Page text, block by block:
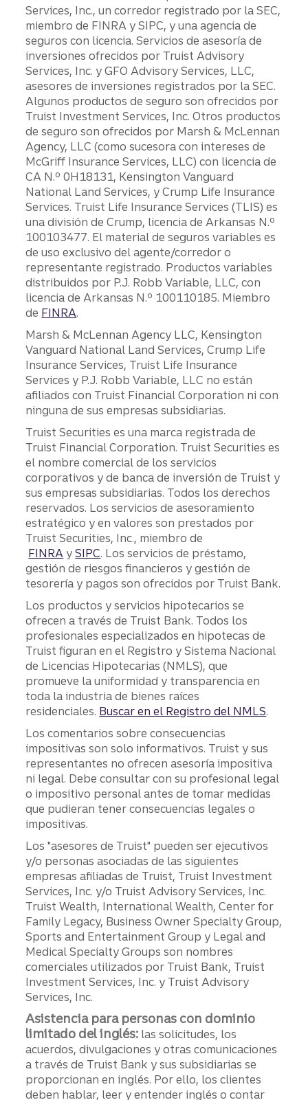
Services, Inc., un corredor registrado por la SEC,
miembro de FINRA y SIPC, y una agencia de
seguros con licencia. Servicios de asesoría de
inversiones ofrecidos por Truist Advisory
Services, Inc. y GFO Advisory Services, LLC,
asesores de inversiones registrados por la SEC.
Algunos productos de seguro son ofrecidos por
Truist Investment Services, Inc. Otros productos
de seguro son ofrecidos por Marsh & McLennan
Agency, LLC (como sucesora con intereses de
McGriff Insurance Services, LLC) con licencia de
CA N.º 0H18131, Kensington Vanguard
National Land Services, y Crump Life Insurance
Services. Truist Life Insurance Services (TLIS) es
una división de Crump, licencia de Arkansas N.º
100103477. El material de seguros variables es
de uso exclusivo del agente/corredor o
representante registrado. Productos variables
distribuidos por P.J. Robb Variable, LLC, con
licencia de Arkansas N.º 100110185. Miembro
de FINRA.
Marsh & McLennan Agency LLC, Kensington
Vanguard National Land Services, Crump Life
Insurance Services, Truist Life Insurance
Services y P.J. Robb Variable, LLC no están
afiliados con Truist Financial Corporation ni con
ninguna de sus empresas subsidiarias.
Truist Securities es una marca registrada de
Truist Financial Corporation. Truist Securities es
el nombre comercial de los servicios
corporativos y de banca de inversión de Truist y
sus empresas subsidiarias. Todos los derechos
reservados. Los servicios de asesoramiento
estratégico y en valores son prestados por
Truist Securities, Inc., miembro de
FINRA ySIPC. Los servicios de préstamo,
gestión de riesgos financieros y gestión de
tesorería y pagos son ofrecidos por Truist Bank.
Los productos y servicios hipotecarios se
ofrecen a través de Truist Bank. Todos los
profesionales especializados en hipotecas de
Truist figuran en el Registro y Sistema Nacional
de Licencias Hipotecarias (NMLS), que
promueve la uniformidad y transparencia en
toda la industria de bienes raíces
residenciales. Buscar en el Registro del NMLS.
Los comentarios sobre consecuencias
impositivas son solo informativos. Truist y sus
representantes no ofrecen asesoría impositiva
ni legal. Debe consultar con su profesional legal
o impositivo personal antes de tomar medidas
que pudieran tener consecuencias legales o
impositivas.
Los "asesores de Truist" pueden ser ejecutivos
y/o personas asociadas de las siguientes
empresas afiliadas de Truist, Truist Investment
Services, Inc. y/o Truist Advisory Services, Inc.
Truist Wealth, International Wealth, Center for
Family Legacy, Business Owner Specialty Group,
Sports and Entertainment Group y Legal and
Medical Specialty Groups son nombres
comerciales utilizados por Truist Bank, Truist
Investment Services, Inc. y Truist Advisory
Services, Inc.
Asistencia para personas con dominio
limitado del inglés: las solicitudes, los
acuerdos, divulgaciones y otras comunicaciones
a través de Truist Bank y sus subsidiarias se
proporcionan en inglés. Por ello, los clientes
deben hablar, leer y entender inglés o contar